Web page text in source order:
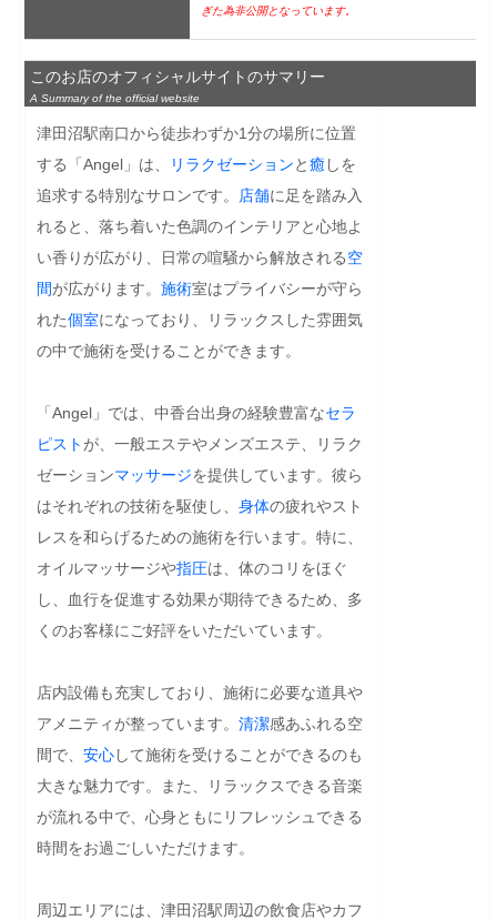
ぎた為非公開となっています。
このお店のオフィシャルサイトのサマリー
A Summary of the official website
津田沼駅南口から徒歩わずか1分の場所に位置
する「Angel」は、
リラクゼーションと癒 しを
追求する特別なサロンです。
店舗に足を踏み入
れると、落ち着いた色調のインテリアと心地よ
い香りが広がり、日常の喧騒から解放される空
間が広がります。 施術室はプライバシーが守ら
れた個室になっており、リラックスした雰囲気
の中で施術を受けることができます。
「Angel」では、中香台出身の経験豊富なセラ
ピスト が、一般エステやメンズエステ、リラク
ゼーションマッサージを提供しています。彼ら
はそれぞれの技術を駆使し、 身体の疲れやスト
レスを和らげるための施術を行います。特に、
オイルマッサージや指圧は、体のコリをほぐ
し、血行を促進する効果が期待できるため、多
くのお客様にご好評をいただいています。
店内設備も充実しており、施術に必要な道具や
アメニティが整っています。 清潔感あふれる空
間で、 安心して施術を受けることができるのも
大きな魅力です。また、リラックスできる音楽
が流れる中で、心身ともにリフレッシュできる
時間をお過ごしいただけます。
周辺エリアには、津田沼駅周辺の飲食店やカフ